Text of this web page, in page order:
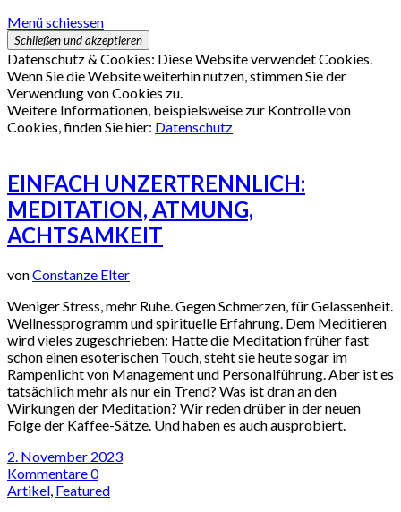
Menü schiessen
Datenschutz & Cookies: Diese Website verwendet Cookies.
Wenn Sie die Website weiterhin nutzen, stimmen Sie der
Verwendung von Cookies zu.
Weitere Informationen, beispielsweise zur Kontrolle von
Cookies, finden Sie hier: Datenschutz
EINFACH UNZERTRENNLICH:
MEDITATION, ATMUNG,
ACHTSAMKEIT
vonConstanze Elter
Weniger Stress, mehr Ruhe. Gegen Schmerzen, für Gelassenheit.
Wellnessprogramm und spirituelle Erfahrung. Dem Meditieren
wird vieles zugeschrieben: Hatte die Meditation früher fast
schon einen esoterischen Touch, steht sie heute sogar im
Rampenlicht von Management und Personalführung. Aber ist es
tatsächlich mehr als nur ein Trend? Was ist dran an den
Wirkungen der Meditation? Wir reden drüber in der neuen
Folge der Kaffee-Sätze. Und haben es auch ausprobiert.
2. November 2023
Kommentare 0
Artikel, Featured